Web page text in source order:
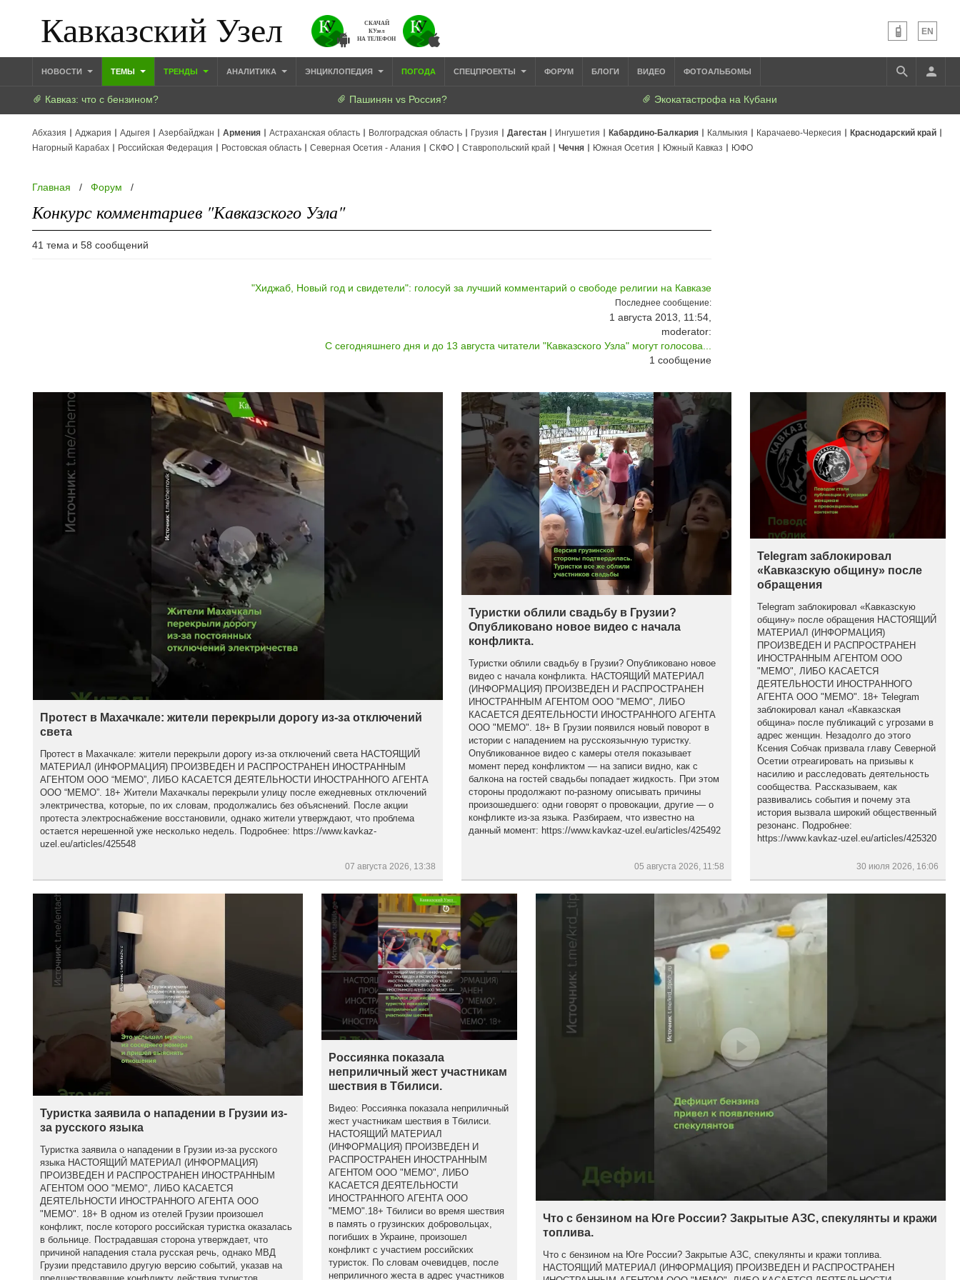
Кавказский Узел
СКАЧАЙ
КУзел
НА ТЕЛЕФОН
EN
НОВОСТИ ТЕМЫ ТРЕНДЫ АНАЛИТИКА ЭНЦИКЛОПЕДИЯ ПОГОДА СПЕЦПРОЕКТЫ ФОРУМ БЛОГИ ВИДЕО ФОТОАЛЬБОМЫ
Кавказ: что с бензином? Пашинян vs Россия? Экокатастрофа на Кубани
Абхазия Аджария Адыгея Азербайджан Армения Астраханская область Волгоградская область Грузия Дагестан Ингушетия Кабардино-Балкария Калмыкия Карачаево-Черкесия
Краснодарский край
Нагорный Карабах
Российская Федерация Ростовская область Северная Осетия - Алания СКФО Ставропольский край Чечня Южная Осетия Южный Кавказ ЮФО
Главная / Форум /
Конкурс комментариев "Кавказского Узла"
41 тема и 58 сообщений
"Хиджаб, Новый год и свидетели": голосуй за лучший комментарий о свободе религии на Кавказе
Последнее сообщение:
1 августа 2013, 11:54,
moderator:
С сегодняшнего дня и до 13 августа читатели "Кавказского Узла" могут голосова...
1сообщение
Протест в Махачкале: жители перекрыли дорогу из-за отключений
света
Протест в Махачкале: жители перекрыли дорогу из-за отключений света НАСТОЯЩИЙ
МАТЕРИАЛ (ИНФОРМАЦИЯ) ПРОИЗВЕДЕН И РАСПРОСТРАНЕН ИНОСТРАННЫМ
АГЕНТОМ ООО “МЕМО”, ЛИБО КАСАЕТСЯ ДЕЯТЕЛЬНОСТИ ИНОСТРАННОГО АГЕНТА
ООО “МЕМО”. 18+ Жители Махачкалы перекрыли улицу после ежедневных отключений
электричества, которые, по их словам, продолжались без объяснений. После акции
протеста электроснабжение восстановили, однако жители утверждают, что проблема
остается нерешенной уже несколько недель. Подробнее: https://www.kavkaz-
uzel.eu/articles/425548
07 августа 2026, 13:38
Туристки облили свадьбу в Грузии?
Опубликовано новое видео с начала
конфликта.
Туристки облили свадьбу в Грузии? Опубликовано новое
видео с начала конфликта. НАСТОЯЩИЙ МАТЕРИАЛ
(ИНФОРМАЦИЯ) ПРОИЗВЕДЕН И РАСПРОСТРАНЕН
ИНОСТРАННЫМ АГЕНТОМ ООО "МЕМО", ЛИБО
КАСАЕТСЯ ДЕЯТЕЛЬНОСТИ ИНОСТРАННОГО АГЕНТА
ООО "МЕМО". 18+ В Грузии появился новый поворот в
истории с нападением на русскоязычную туристку.
Опубликованное видео с камеры отеля показывает
момент перед конфликтом — на записи видно, как с
балкона на гостей свадьбы попадает жидкость. При этом
стороны продолжают по-разному описывать причины
произошедшего: одни говорят о провокации, другие — о
конфликте из-за языка. Разбираем, что известно на
данный момент: https://www.kavkaz-uzel.eu/articles/425492
05 августа 2026, 11:58
Telegram заблокировал
«Кавказскую общину» после
обращения
Telegram заблокировал «Кавказскую
общину» после обращения НАСТОЯЩИЙ
МАТЕРИАЛ (ИНФОРМАЦИЯ)
ПРОИЗВЕДЕН И РАСПРОСТРАНЕН
ИНОСТРАННЫМ АГЕНТОМ ООО
"МЕМО", ЛИБО КАСАЕТСЯ
ДЕЯТЕЛЬНОСТИ ИНОСТРАННОГО
АГЕНТА ООО "МЕМО". 18+ Telegram
заблокировал канал «Кавказская
община» после публикаций с угрозами в
адрес женщин. Незадолго до этого
Ксения Собчак призвала главу Северной
Осетии отреагировать на призывы к
насилию и расследовать деятельность
сообщества. Рассказываем, как
развивались события и почему эта
история вызвала широкий общественный
резонанс. Подробнее:
https://www.kavkaz-uzel.eu/articles/425320
30 июля 2026, 16:06
Туристка заявила о нападении в Грузии из-
за русского языка
Туристка заявила о нападении в Грузии из-за русского
языка НАСТОЯЩИЙ МАТЕРИАЛ (ИНФОРМАЦИЯ)
ПРОИЗВЕДЕН И РАСПРОСТРАНЕН ИНОСТРАННЫМ
АГЕНТОМ ООО "МЕМО", ЛИБО КАСАЕТСЯ
ДЕЯТЕЛЬНОСТИ ИНОСТРАННОГО АГЕНТА ООО
"МЕМО". 18+ В одном из отелей Грузии произошел
конфликт, после которого российская туристка оказалась
в больнице. Пострадавшая сторона утверждает, что
причиной нападения стала русская речь, однако МВД
Грузии представило другую версию событий, указав на
Россиянка показала
неприличный жест участникам
шествия в Тбилиси.
Видео: Россиянка показала неприличный
жест участникам шествия в Тбилиси.
НАСТОЯЩИЙ МАТЕРИАЛ
(ИНФОРМАЦИЯ) ПРОИЗВЕДЕН И
РАСПРОСТРАНЕН ИНОСТРАННЫМ
АГЕНТОМ ООО "МЕМО", ЛИБО
КАСАЕТСЯ ДЕЯТЕЛЬНОСТИ
ИНОСТРАННОГО АГЕНТА ООО
"МЕМО".18+ Тбилиси во время шествия
в память о грузинских добровольцах,
погибших в Украине, произошел
конфликт с участием российских
туристок. По словам очевидцев, после
неприличного жеста в адрес участников
Что с бензином на Юге России? Закрытые АЗС, спекулянты и кражи
топлива.
Что с бензином на Юге России? Закрытые АЗС, спекулянты и кражи топлива.
НАСТОЯЩИЙ МАТЕРИАЛ (ИНФОРМАЦИЯ) ПРОИЗВЕДЕН И РАСПРОСТРАНЕН